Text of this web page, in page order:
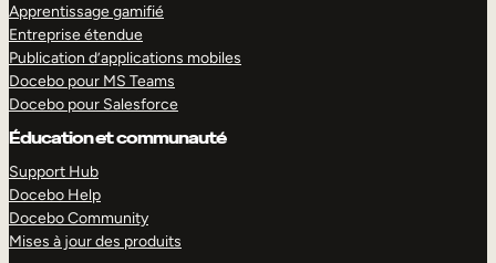
Apprentissage gamifié
Entreprise étendue
Publication d’applications mobiles
Docebo pour MS Teams
Docebo pour Salesforce
Éducation et communauté
Support Hub
Docebo Help
Docebo Community
Mises à jour des produits